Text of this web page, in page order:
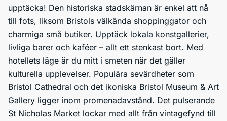
upptäcka! Den historiska stadskärnan är enkel att nå
till fots, liksom Bristols välkända shoppinggator och
charmiga små butiker. Upptäck lokala konstgallerier,
livliga barer och kaféer – allt ett stenkast bort. Med
hotellets läge är du mitt i smeten när det gäller
kulturella upplevelser. Populära sevärdheter som
Bristol Cathedral och det ikoniska Bristol Museum & Art
Gallery ligger inom promenadavstånd. Det pulserande
St Nicholas Market lockar med allt från vintagefynd till